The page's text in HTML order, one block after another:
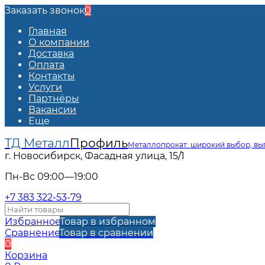
Заказать звонок0
Главная
О компании
Доставка
Оплата
Контакты
Услуги
Партнёры
Вакансии
Еще
ТД МеталлПрофильМеталлопрокат: широкий выбор,
г. Новосибирск, Фасадная улица, 15/1
Пн-Вс 09:00—19:00
+7 383 322-53-79
ИзбранноеТовар в избранном
СравнениеТовар в сравнении
0
Корзина